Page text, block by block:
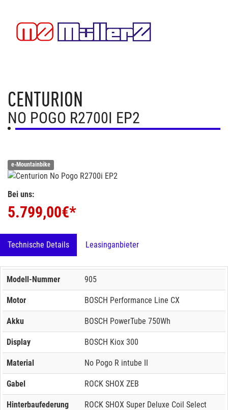
CENTURION
NO POGO R2700I EP2
e-Mountainbike
Bei uns:
5.799,00€*
Technische Details Leasinganbieter
Modell-Nummer 905
Motor BOSCH Performance Line CX
Akku BOSCH PowerTube 750Wh
Display BOSCH Kiox 300
Material No Pogo R intube II
Gabel ROCK SHOX ZEB
Hinterbaufederung ROCK SHOX Super Deluxe Coil Select